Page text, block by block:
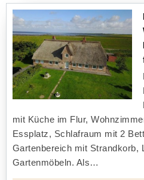
mit Küche im Flur,
Essplatz, Schlafraum mit 2
Gartenbereich mit Strandkorb,
Gartenmöbeln. Als